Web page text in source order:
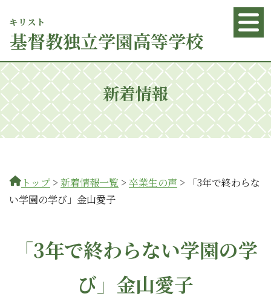
基督
キリスト
教独立学園高等学校
新着情報
トップ > 新着情報一覧 > 卒業生の声 >
「​​3年で終わらな
い学園の学び」金山愛子
「​​3年で終わらない学園の学
び」金山愛子